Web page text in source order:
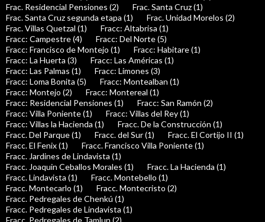
Frac. Residencial Pensiones (2)
Frac. Santa Cruz (1)
Frac. Santa Cruz segunda etapa (1)
Frac. Unidad Morelos (2)
Frac. Villas Quetzal (1)
Fracc: Altabrisa (1)
Fracc: Campestre (4)
Fracc: Del Norte (5)
Fracc: Francisco de Montejo (1)
Fracc: Habitare (1)
Fracc: La Huerta (3)
Fracc: Las Américas (1)
Fracc: Las Palmas (1)
Fracc: Limones (3)
Fracc: Loma Bonita (5)
Fracc: Montealban (1)
Fracc: Montejo (2)
Fracc: Montereal (1)
Fracc: Residencial Pensiones (1)
Fracc: San Ramón (2)
Fracc: Villa Poniente (1)
Fracc: Villas del Rey (1)
Fracc: Villas la Hacienda (1)
Fracc. De la Construcción (1)
Fracc. Del Parque (1)
Fracc. del Sur (1)
Fracc. El Cortijo II (1)
Fracc. El Fenix (1)
Fracc. Francisco Villa Poniente (1)
Fracc. Jardines de Lindavista (1)
Fracc. Joaquin Ceballos Morales (1)
Fracc. La Hacienda (1)
Fracc. Lindavista (1)
Fracc. Montebello (1)
Fracc. Montecarlo (1)
Fracc. Montecristo (2)
Fracc. Pedregales de Chenkú (1)
Fracc. Pedregales de Lindavista (1)